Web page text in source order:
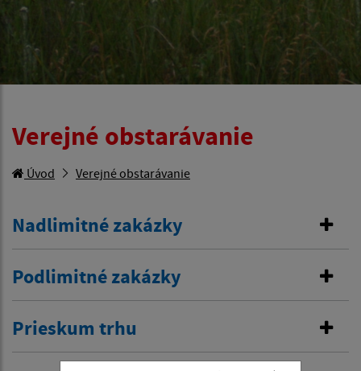
Verejné obstarávanie
Úvod Verejné obstarávanie
Nadlimitné zakázky
Podlimitné zakázky
Prieskum trhu